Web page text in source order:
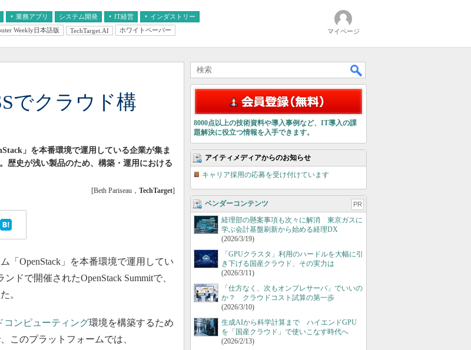
業務アプリ システム開発 IT経営
とIT
インダストリー
医療IT
Weekly日本語版 TechTarget.AI ホワイトペーパー マイページ
でクラウド構
」を本番環境で運用している企業が集ま
歴史が浅い製品のため、構築・運用における
[Beth Pariseau， TechTarget]
「OpenStack」を本番環境で運用してい
ドで開催されたOpenStack Summitで、
。
コンピューティング環境を構築するため
このプラットフォームでは、
8000点以上の技術資料や導入事例など、IT導入の課
題解決に役立つ情報を入手できます。
アイティメディアからのお知らせ
キャリア採用の応募を受け付けています
ベンダーコンテンツ PR
経理部の懸案事項も次々に解消 東京ガスに
学ぶ会計基盤刷新から始める経理DX
(2026/3/19)
「GPUクラスタ」利用のハードルを大幅に引
き下げる国産クラウド、その実力は
(2026/3/11)
「仕方なく、次もオンプレサーバ」でいいの
か？ クラウドコスト試算の第一歩
(2026/3/10)
生成AIから科学計算まで ハイエンドGPU
を「国産クラウド」で使いこなす時代へ
(2026/2/13)